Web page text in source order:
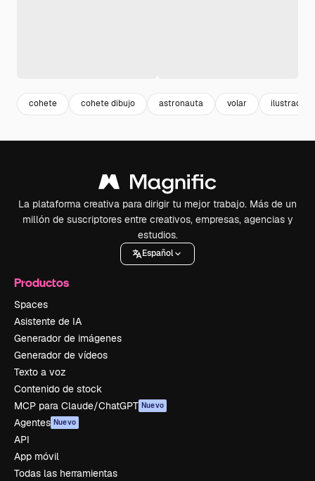
cohete cohete dibujo astronauta volar
La plataforma creativa para dirigir tu mejor trabajo. Más de un
millón de suscriptores entre creativos, empresas, agencias y
estudios.
Español
Productos
Spaces
Asistente de IA
Generador de imágenes
Generador de vídeos
Texto a voz
Contenido de stock
MCP para Claude/ChatGPT Nuevo
Agentes Nuevo
API
App móvil
Todas las herramientas